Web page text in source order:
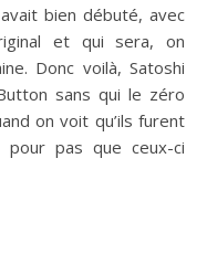
bien débuté, avec
et qui sera, on
Donc voilà, Satoshi
sans qui le zéro
on voit qu’ils furent
pas que ceux-ci